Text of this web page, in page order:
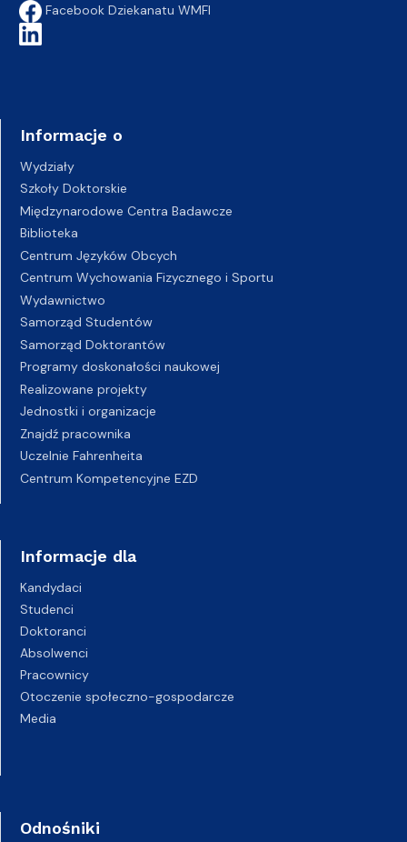
Facebook Dziekanatu WMFI
Informacje o
Wydziały
Szkoły Doktorskie
Międzynarodowe Centra Badawcze
Biblioteka
Centrum Języków Obcych
Centrum Wychowania Fizycznego i Sportu
Wydawnictwo
Samorząd Studentów
Samorząd Doktorantów
Programy doskonałości naukowej
Realizowane projekty
Jednostki i organizacje
Znajdź pracownika
Uczelnie Fahrenheita
Centrum Kompetencyjne EZD
Informacje dla
Kandydaci
Studenci
Doktoranci
Absolwenci
Pracownicy
Otoczenie społeczno-gospodarcze
Media
Odnośniki